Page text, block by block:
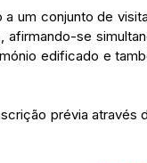
um conjunto de
afirmando-se
edificado e
prévia através